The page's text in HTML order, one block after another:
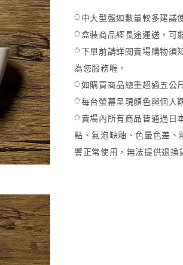
𓏋中大型盤如數量較多建議
𓏋盒裝商品經長途運送，可
𓏋下單前請詳閱賣場購物須
為您服務喔。
𓏋如購買商品總重超過五公
𓏋每台螢幕呈現顏色與個人
𓏋賣場內所有商品皆通過日
點、氣泡缺釉、色暈色差
響正常使用，無法提供退換